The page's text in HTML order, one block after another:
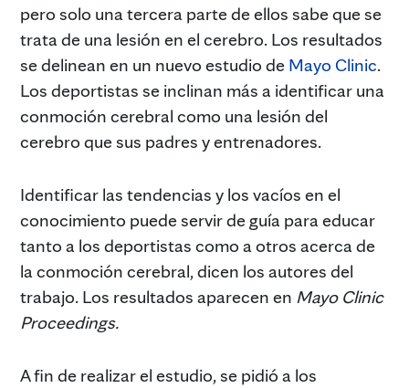
pero solo una tercera parte de ellos sabe que se
trata de una lesión en el cerebro. Los resultados
se delinean en un nuevo estudio de Mayo Clinic.
Los deportistas se inclinan más a identificar una
conmoción cerebral como una lesión del
cerebro que sus padres y entrenadores.
Identificar las tendencias y los vacíos en el
conocimiento puede servir de guía para educar
tanto a los deportistas como a otros acerca de
la conmoción cerebral, dicen los autores del
trabajo. Los resultados aparecen en Mayo Clinic
Proceedings.
A fin de realizar el estudio, se pidió a los